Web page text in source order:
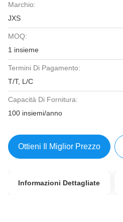
Marchio:
JXS
MOQ:
1 insieme
Termini Di Pagamento:
T/T, L/C
Capacità Di Fornitura:
100 insiemi/anno
Ottieni Il Miglior Prezzo
Informazioni Dettagliate